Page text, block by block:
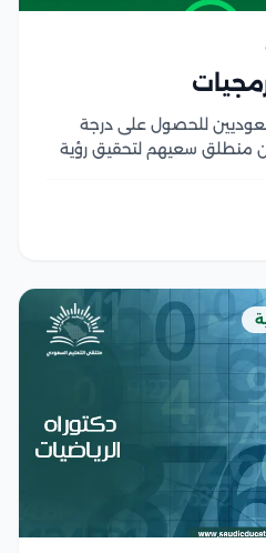
للحصول على درجة
منطلق سعيهم لتحقيق رؤية
يُمكن الحصول...